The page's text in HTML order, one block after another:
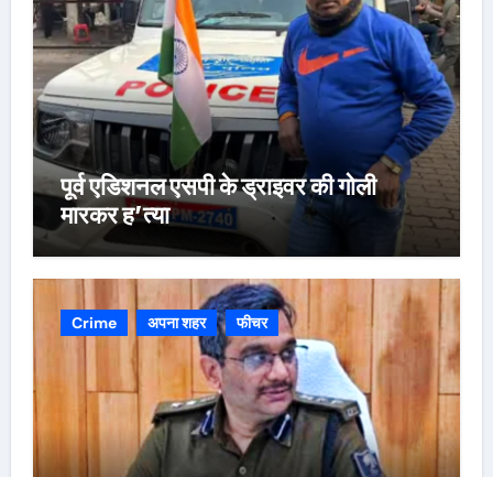
पूर्व एडिशनल एसपी के ड्राइवर की गोली
मारकर ह’त्या
Crime अपना शहर फीचर